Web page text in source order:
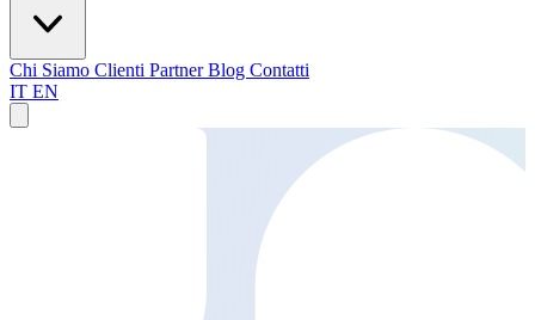
Chi Siamo Clienti PartnerBlog Contatti
IT EN